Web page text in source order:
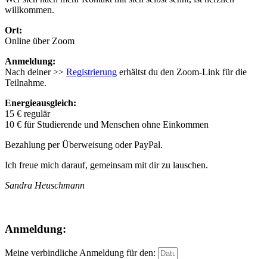
willkommen.
Ort:
Online über Zoom
Anmeldung:
Nach deiner >> Registrierung erhältst du den Zoom-Link für die
Teilnahme.
Energieausgleich:
15 € regulär
10 € für Studierende und Menschen ohne Einkommen
Bezahlung per Überweisung oder PayPal.
Ich freue mich darauf, gemeinsam mit dir zu lauschen.
Sandra Heuschmann
Anmeldung:
Meine verbindliche Anmeldung für den: